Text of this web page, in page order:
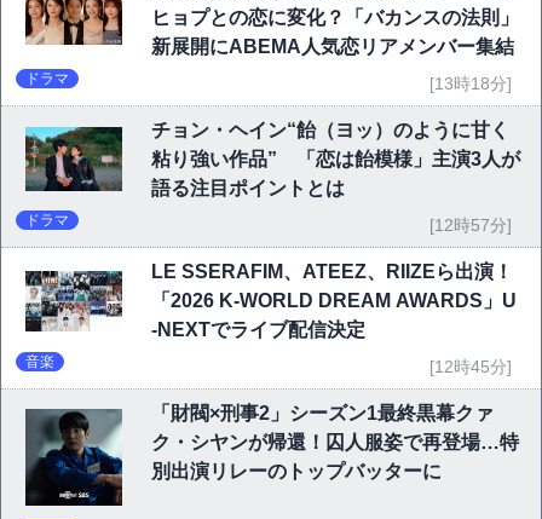
ヒョプとの恋に変化？「バカンスの法則」
新展開にABEMA人気恋リアメンバー集結
ドラマ [13時18分]
チョン・ヘイン“飴（ヨッ）のように甘く
粘り強い作品” 「恋は飴模様」主演3人が
語る注目ポイントとは
ドラマ [12時57分]
LE SSERAFIM、ATEEZ、RIIZEら出演！
「2026 K-WORLD DREAM AWARDS」U
-NEXTでライブ配信決定
音楽 [12時45分]
「財閥×刑事2」シーズン1最終黒幕クァ
ク・シヤンが帰還！囚人服姿で再登場…特
別出演リレーのトップバッターに